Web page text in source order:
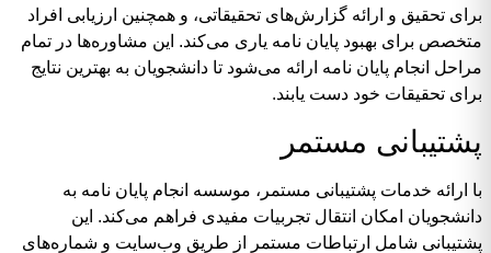
برای تحقیق و ارائه گزارش‌های تحقیقاتی، و همچنین ارزیابی افراد
متخصص برای بهبود پایان نامه یاری می‌کند. این مشاوره‌ها در تمام
مراحل انجام پایان نامه ارائه می‌شود تا دانشجویان به بهترین نتایج
برای تحقیقات خود دست یابند.
پشتیبانی مستمر
با ارائه خدمات پشتیبانی مستمر، موسسه انجام پایان نامه به
دانشجویان امکان انتقال تجربیات مفیدی فراهم می‌کند. این
پشتیبانی شامل ارتباطات مستمر از طریق وب‌سایت و شماره‌های